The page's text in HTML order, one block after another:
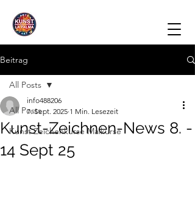
Beitrag
All Posts
Kunst Zeichenkurse Malkurse
All Posts
Kunst-Zeichnen-News 8. -
14 Sept 25
info488206
7. Sept. 2025 1 Min. Lesezeit